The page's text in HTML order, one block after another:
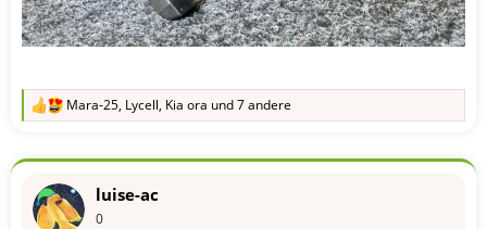
R
k
o
Mara-25, Lycell, Kia ora und 7 andere
luise-ac
0